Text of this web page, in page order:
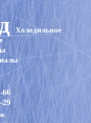
Холодильное
66
29